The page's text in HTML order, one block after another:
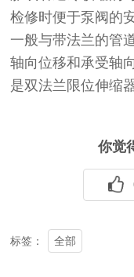
检修时便于泵阀的
一般与带法兰的管
轴向位移和承受轴
是双法兰限位伸缩
你觉
标签： 全部